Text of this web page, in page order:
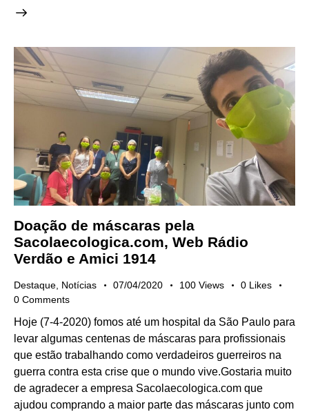
Doação de máscaras pela
Sacolaecologica.com, Web Rádio
Verdão e Amici 1914
Destaque, Notícias 07/04/2020 100 Views 0 Likes
0 Comments
Hoje (7-4-2020) fomos até um hospital da São Paulo para
levar algumas centenas de máscaras para profissionais
que estão trabalhando como verdadeiros guerreiros na
guerra contra esta crise que o mundo vive.Gostaria muito
de agradecer a empresa Sacolaecologica.com que
ajudou comprando a maior parte das máscaras junto com